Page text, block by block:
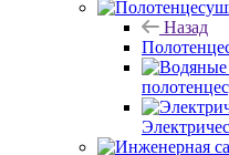
Назад